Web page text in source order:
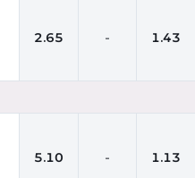
2.65 - 1.43
5.10 - 1.13